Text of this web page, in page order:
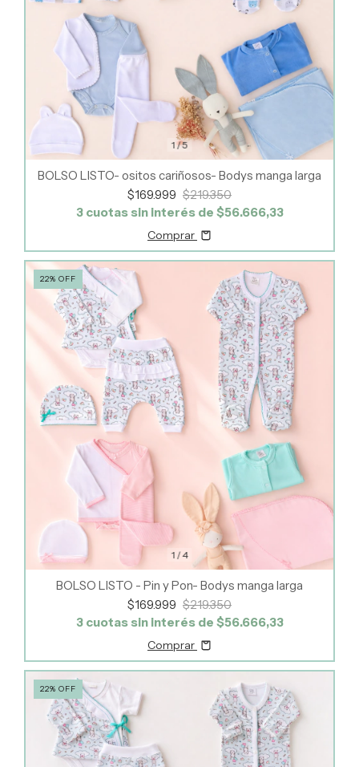
1 /5
BOLSO LISTO- ositos cariñosos- Bodys manga larga
$169.999 $219.350
3 cuotas sin interés de $56.666,33
Comprar
1 /4
22% OFF
BOLSO LISTO - Pin y Pon- Bodys manga larga
$169.999 $219.350
3 cuotas sin interés de $56.666,33
Comprar
22% OFF